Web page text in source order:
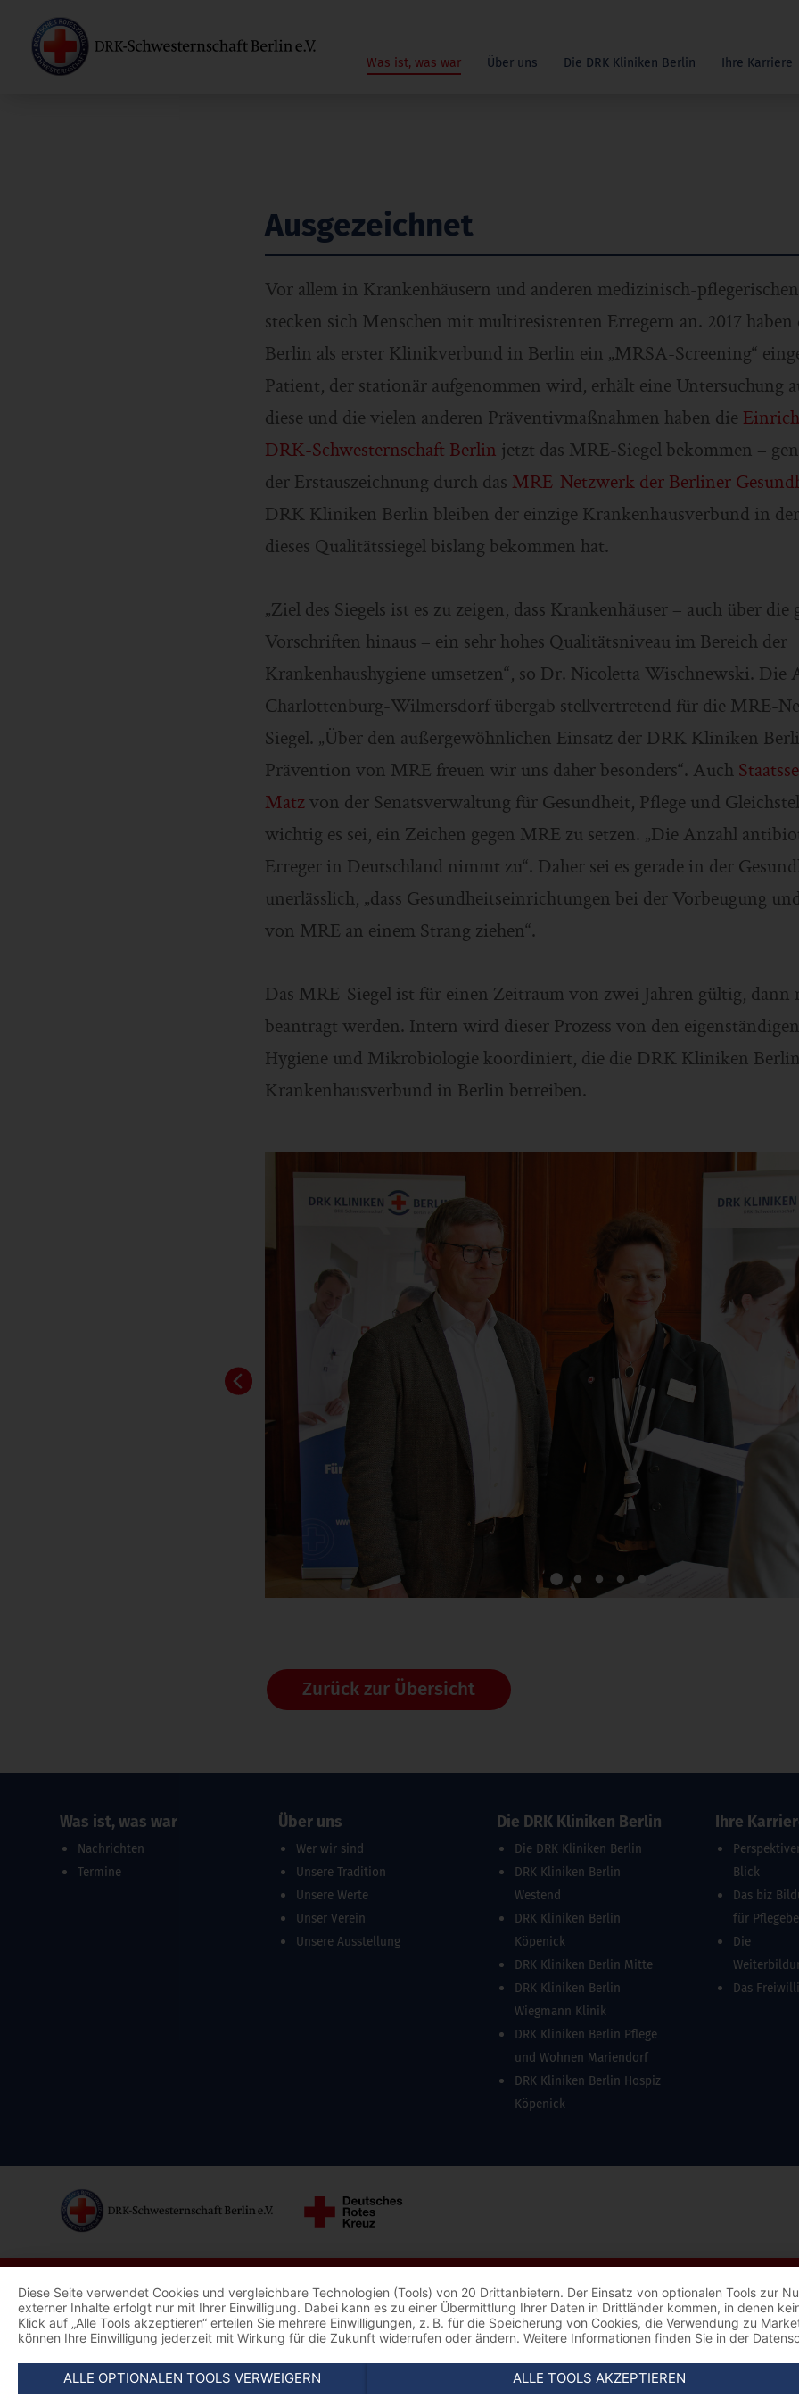
Was ist, was war Über uns Die DRK Kliniken Berlin Ihre Karriere
Ausgezeichnet
Vor allem in Krankenhäusern und anderen medizinisch-
stecken sich Menschen mit multiresistenten Erregern an. 2017
Berlin als erster Klinikverbund in Berlin ein „MRSA-Screening“
Patient, der stationär aufgenommen wird, erhält eine Untersuchung
diese und die vielen anderen Präventivmaßnahmen haben die
DRK-Schwesternschaft Berlin jetzt das MRE-Siegel bekommen –
der Erstauszeichnung durch das MRE-Netzwerk der Berliner
DRK Kliniken Berlin bleiben der einzige Krankenhausverbund in
dieses Qualitätssiegel bislang bekommen hat.
„Ziel des Siegels ist es zu zeigen, dass Krankenhäuser – auch über die
Vorschriften hinaus – ein sehr hohes Qualitätsniveau im Bereich der
Krankenhaushygiene umsetzen“, so Dr. Nicoletta Wischnewski. Die
Charlottenburg-Wilmersdorf übergab stellvertretend für die MRE-
Siegel. „Über den außergewöhnlichen Einsatz der DRK Kliniken
Prävention von MRE freuen wir uns daher besonders“. Auch
Matz von der Senatsverwaltung für Gesundheit, Pflege und
wichtig es sei, ein Zeichen gegen MRE zu setzen. „Die Anzahl
Erreger in Deutschland nimmt zu“. Daher sei es gerade in der
unerlässlich, „dass Gesundheitseinrichtungen bei der Vorbeugung
von MRE an einem Strang ziehen“.
Das MRE-Siegel ist für einen Zeitraum von zwei Jahren gültig, dann
beantragt werden. Intern wird dieser Prozess von den
Hygiene und Mikrobiologie koordiniert, die die DRK Kliniken
Krankenhausverbund in Berlin betreiben.
Zurück zur Übersicht
Was ist, was war
Nachrichten
Termine
Über uns
Wer wir sind
Unsere Tradition
Unsere Werte
Unser Verein
Unsere Ausstellung
Die DRK Kliniken Berlin
Die DRK Kliniken Berlin
DRK Kliniken Berlin
Westend
DRK Kliniken Berlin
Köpenick
DRK Kliniken Berlin Mitte
DRK Kliniken Berlin
Wiegmann Klinik
DRK Kliniken Berlin Pflege
und Wohnen Mariendorf
DRK Kliniken Berlin Hospiz
Köpenick
Ihre
Blick
Das biz
für
Die
Das
Diese Seite verwendet Cookies und vergleichbare Technologien (Tools) von 20 Drittanbietern. Der Einsatz von optionalen Tools zur
externer Inhalte erfolgt nur mit Ihrer Einwilligung. Dabei kann es zu einer Übermittlung Ihrer Daten in Drittländer kommen, in denen
Klick auf „Alle Tools akzeptieren“ erteilen Sie mehrere Einwilligungen, z. B. für die Speicherung von Cookies, die Verwendung zu
können Ihre Einwilligung jederzeit mit Wirkung für die Zukunft widerrufen oder ändern. Weitere Informationen finden Sie in der
ALLE OPTIONALEN TOOLS VERWEIGERN ALLE TOOLS AKZEPTIEREN